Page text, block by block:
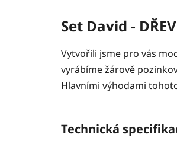
Set David -
Vytvořili jsme pro vás
vyrábíme žárově
Hlavními výhodami
Technická